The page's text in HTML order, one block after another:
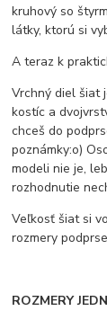
kruhový so
látky, ktorú si
A teraz k
Vrchný diel šiat
kostíc a
chceš do
poznámky:o)
modeli nie je,
rozhodnutie
Veľkosť šiat si
rozmery
ROZMERY